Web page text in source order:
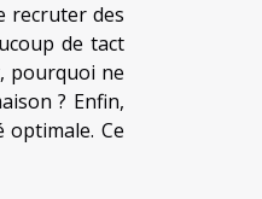
recruter des
de tact
pourquoi ne
? Enfin,
Ce